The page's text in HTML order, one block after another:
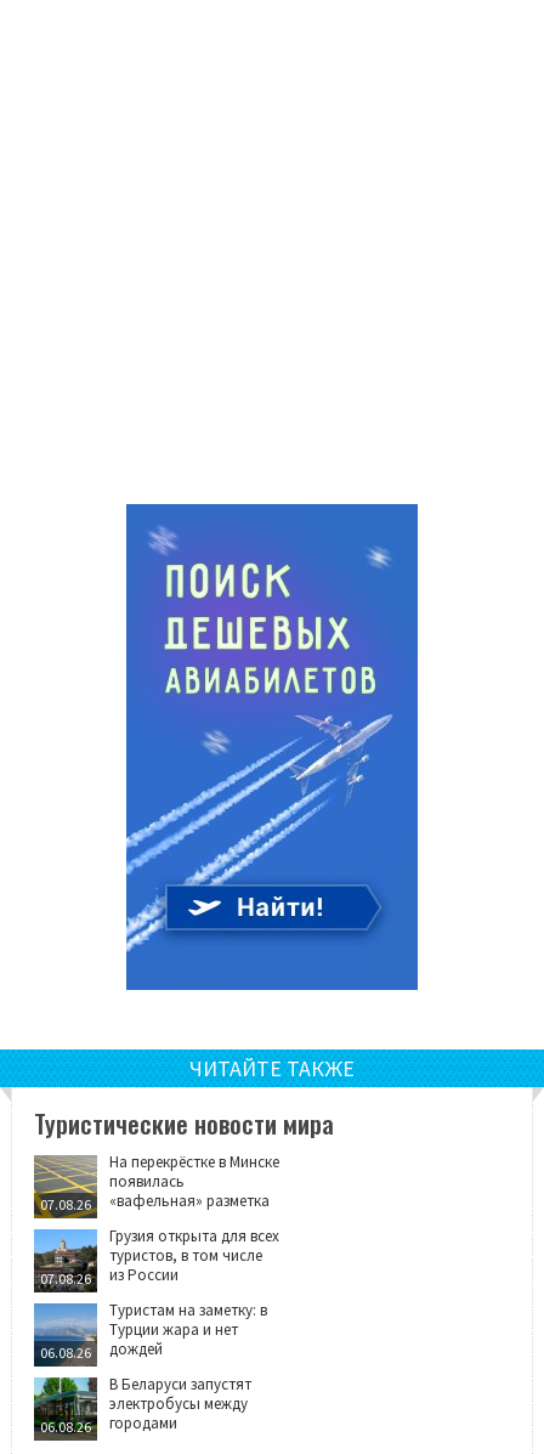
ЧИТАЙТЕ ТАКЖЕ
Туристические новости мира
07.08.26
На перекрёстке в Минске
появилась
«вафельная» разметка
07.08.26
Грузия открыта для всех
туристов, в том числе
из России
06.08.26
Туристам на заметку: в
Турции жара и нет
дождей
06.08.26
В Беларуси запустят
электробусы между
городами